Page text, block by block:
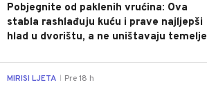
Pobjegnite od paklenih vrućina: Ova
stabla rashlađuju kuću i prave najljepši
hlad u dvorištu, a ne uništavaju temelje
MIRISI LJETA Pre 18 h